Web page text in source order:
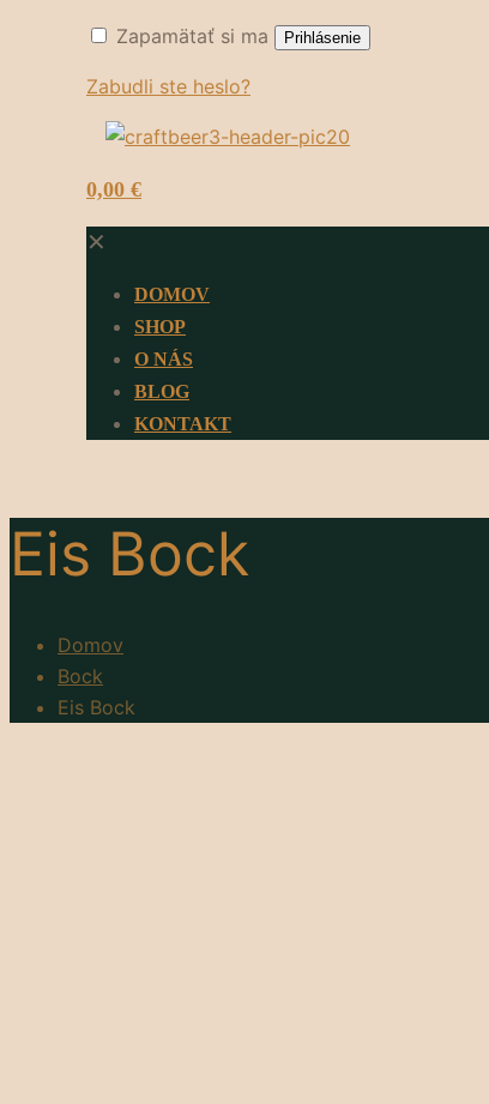
Zapamätať si ma Prihlásenie
Zabudli ste heslo?
0
0,00 €
✕
DOMOV
SHOP
O NÁS
BLOG
KONTAKT
Eis Bock
Domov
Bock
Eis Bock